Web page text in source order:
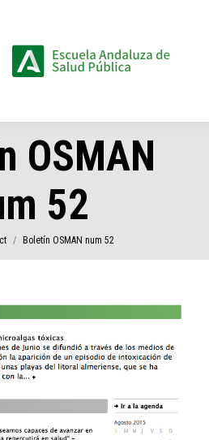
OSMAN
52
Boletín OSMAN num 52